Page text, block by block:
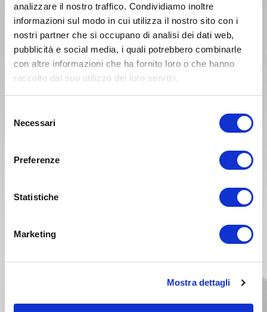
analizzare il nostro traffico. Condividiamo inoltre
informazioni sul modo in cui utilizza il nostro sito con i
nostri partner che si occupano di analisi dei dati web,
pubblicità e social media, i quali potrebbero combinarle
con altre informazioni che ha fornito loro o che hanno
raccolto dal suo utilizzo dei loro servizi.
delNecessari
Preferenze
Statistiche
Marketing
Mostra dettagli
GAS MCF 450 2024-2026
GAS GAS ECF 450 / 500
GA MC - MCF - EC - ECF
125 / 150 / 250 / 300 / 350
20% € 33,14
Parasteli forcella GAS GAS
sinterizzate Galfer GAS
150 / 250 / 300 / 350 / 450
2021-2026 GAS GAS EC
125 / 250 / 300 1996-1999
250 / 300 / 350 / 450 /